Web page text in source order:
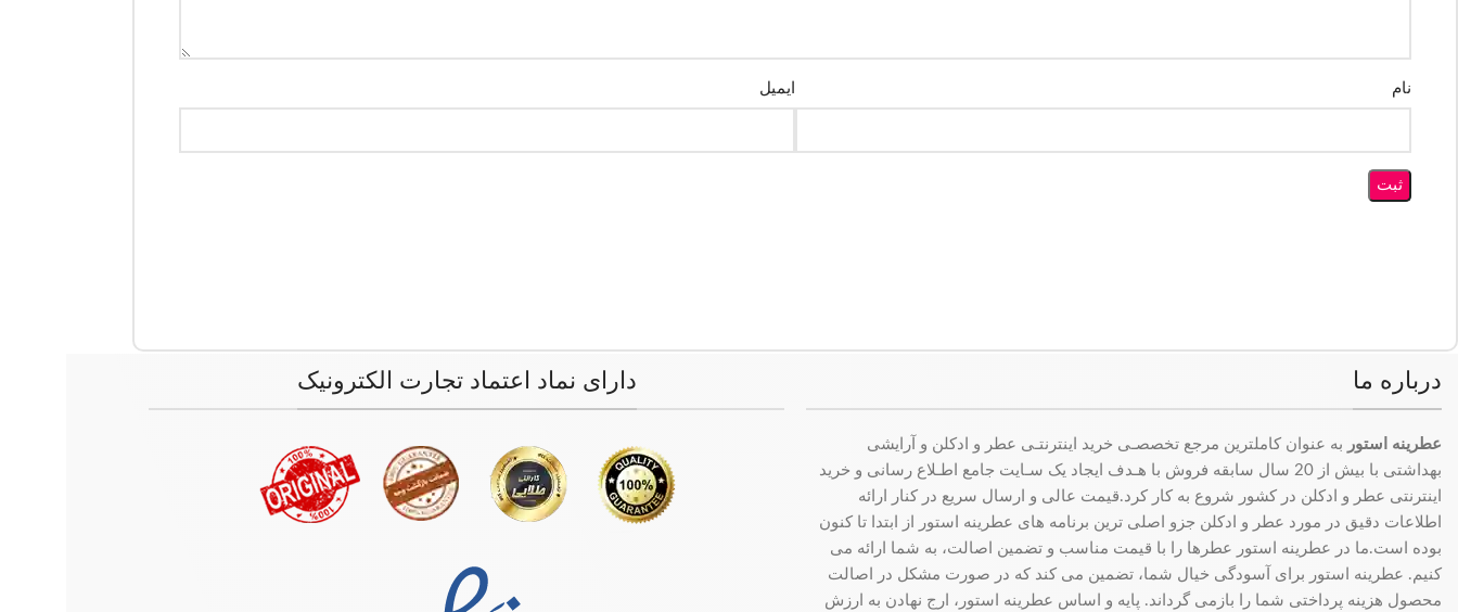
نام ایمیل
درباره ما
عطرینه استور به عنوان کاملترین مرجع تخصصـی خرید اینترنتـی عطر و ادکلن و آرایشی
بهداشتی با بیش از 20 سال سابقه فروش با هـدف ایجاد یک سـایت جامع اطـلاع رسانی و خرید
اینترنتی عطر و ادکلن در کشور شروع به کار کرد.قیمت عالی و ارسال سریع در کنار ارائه
اطلاعات دقیق در مورد عطر و ادکلن جزو اصلی ترین برنامه های عطرینه استور از ابتدا تا کنون
بوده است.ما در عطرینه استور عطرها را با قیمت مناسب و تضمین اصالت، به شما ارائه می
کنیم. عطرینه استور برای آسودگی خیال شما، تضمین می کند که در صورت مشکل در اصالت
محصول هزینه پرداختی شما را بازمی گرداند. پایه و اساس عطرینه استور، ارج نهادن به ارزش
دارای نماد اعتماد تجارت الکترونیک